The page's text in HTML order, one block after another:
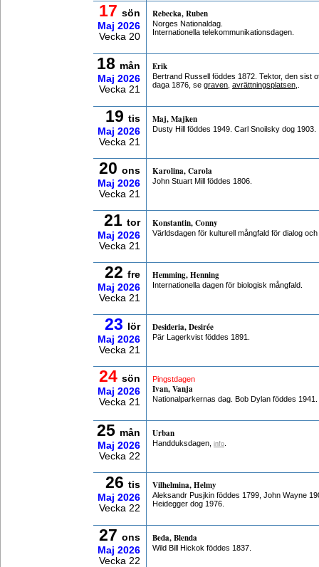
17 sön
Maj 2026
Vecka 20
Rebecka, Ruben
Norges Nationaldag.
Internationella telekommunikationsdagen.
18 mån
Maj 2026
Vecka 21
Erik
Bertrand Russell föddes 1872. Tektor, den sist
daga 1876, se graven avrättningsplatsen
19 tis
Maj 2026
Vecka 21
Maj, Majken
Dusty Hill föddes 1949. Carl Snoilsky dog 1903.
20 ons
Maj 2026
Vecka 21
Karolina, Carola
John Stuart Mill föddes 1806.
21 tor
Maj 2026
Vecka 21
Konstantin, Conny
Världsdagen för kulturell mångfald för dialog
22 fre
Maj 2026
Vecka 21
Hemming, Henning
Internationella dagen för biologisk mångfald.
23
lör
Maj 2026
Vecka 21
Desideria, Desirée
Pär Lagerkvist föddes 1891.
24 sön
Maj 2026
Vecka 21
Pingstdagen
Ivan, Vanja
Nationalparkernas dag. Bob Dylan föddes 1941.
25 mån
Maj 2026
Vecka 22
Urban
Handduksdagen, info
26 tis
Maj 2026
Vecka 22
Vilhelmina, Helmy
Aleksandr Pusjkin föddes 1799, John Wayne
Heidegger dog 1976.
27 ons
Maj 2026
Vecka 22
Beda, Blenda
Wild Bill Hickok föddes 1837.